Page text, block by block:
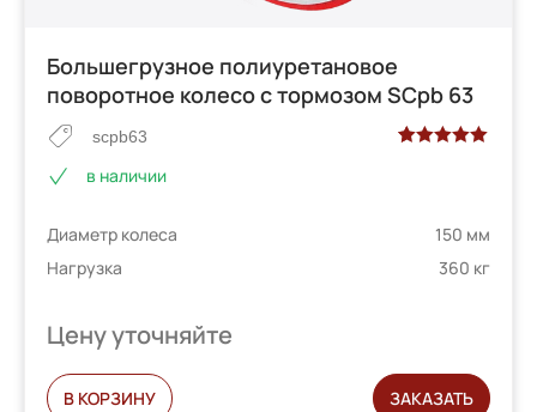
Большегрузное полиуретановое
поворотное колесо с тормозом SCpb 63
scpb63
опроса
пользователей
в наличии
Диаметр колеса
150 мм
Нагрузка
360 кг
Цену уточняйте
В КОРЗИНУ ЗАКАЗАТЬ